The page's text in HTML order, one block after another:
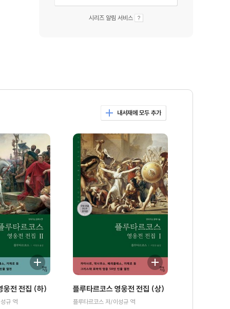
시리즈 알림 서비스
내서재에 모두 추가
웅전 전집 (하)
규 역
플루타르코스 영웅전 전집 (상)
플루타르코스 저/이성규 역